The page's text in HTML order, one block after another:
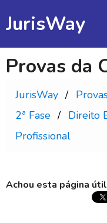
JurisWay
Provas da
JurisWay
2ª Fase
Direito
Profissional
Achou esta página